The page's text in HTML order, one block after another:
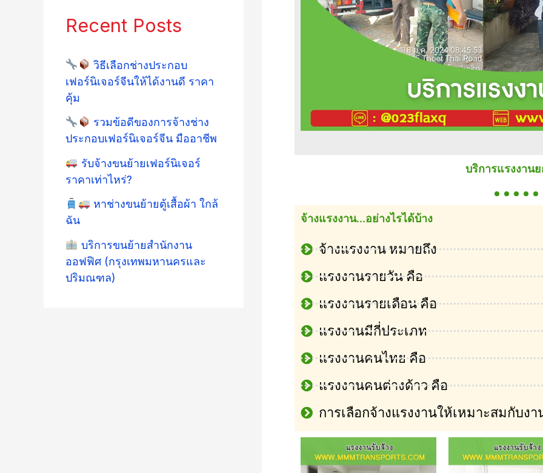
Recent Posts
วิธีเลือกช่างประกอบ
เฟอร์นิเจอร์จีนให้ได้งานดี ราคา
คุ้ม
รวมข้อดีของการจ้างช่าง
ประกอบเฟอร์นิเจอร์จีน มืออาชีพ
รับจ้างขนย้ายเฟอร์นิเจอร์
ราคาเท่าไหร่?
หาช่างขนย้ายตู้เสื้อผ้า ใกล้
ฉัน
บริการขนย้ายสำนักงาน
ออฟฟิศ (กรุงเทพมหานครและ
ปริมณฑล)
บริการแรงงาน
จ้างแรงงาน...อย่างไรได้บ้าง
จ้างแรงงาน หมายถึง
แรงงานรายวัน คือ
แรงงานรายเดือน คือ
แรงงานมีกี่ประเภท
แรงงานคนไทย คือ
แรงงานคนต่างด้าว คือ
การเลือกจ้างแรงงานให้เหมาะสมกับงา